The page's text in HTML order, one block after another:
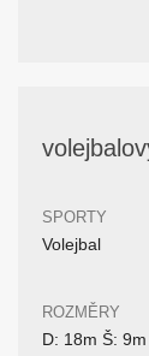
SPORTY
Volejbal
ROZMĚRY
D: 18m Š: 9m